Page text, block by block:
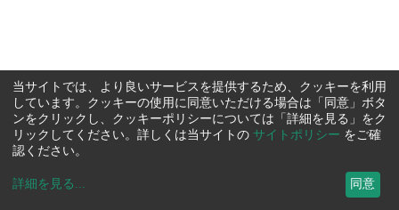
当サイトでは、より良いサービスを提供するため、クッキーを利用
しています。クッキーの使用に同意いただける場合は「同意」ボタ
ンをクリックし、クッキーポリシーについては「詳細を見る」をク
リックしてください。詳しくは当サイトの サイトポリシー をご確
認ください。
詳細を見る ... 同意